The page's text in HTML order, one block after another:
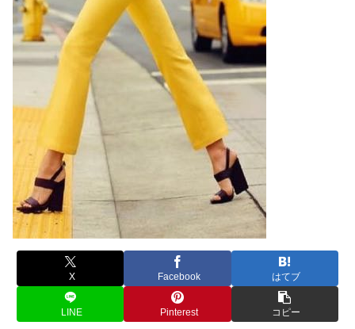
X Facebook はてブ
LINE Pinterest コピー